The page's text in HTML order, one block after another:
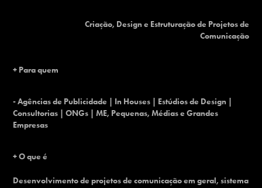
Criação, Design e Estruturação de Projetos de
Comunicação
+ Para quem
- Agências de Publicidade | In Houses | Estúdios de Design |
Consultorias | ONGs | ME, Pequenas, Médias e Grandes
Empresas
+ O que é
Desenvolvimento de projetos de comunicação em geral, sistema